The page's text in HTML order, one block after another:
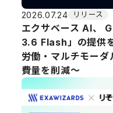
2026.07.24 リリース
エクサベース AI、
3.6 Flash」の提供
労働・マルチモー
費量を削減～